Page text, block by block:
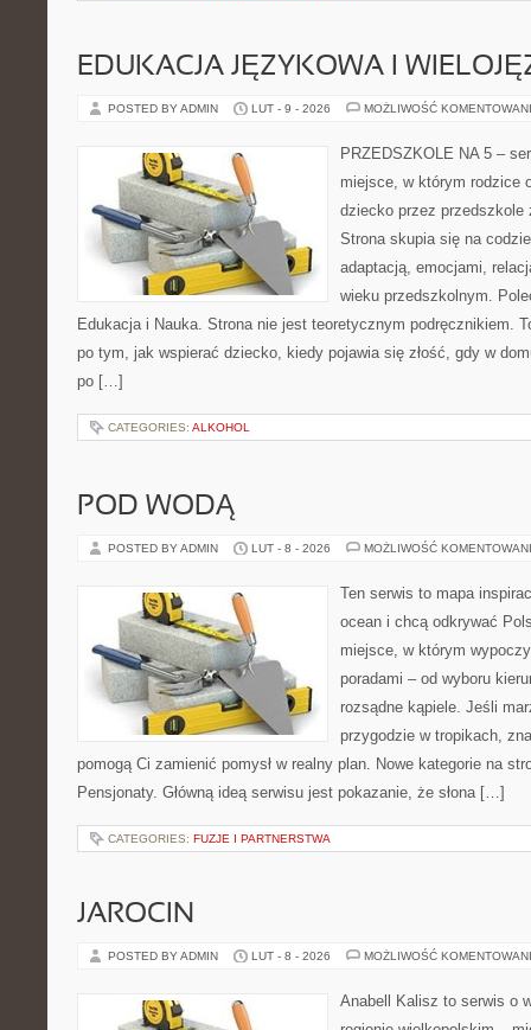
EDUKACJA JĘZYKOWA I
POSTED BY ADMIN LUT - 9 - 2026 MOŻLIWOŚĆ
PRZEDSZKOLE NA 5 –
miejsce, w którym rodzice
dziecko przez przedszkole
Strona skupia się na
adaptacją, emocjami,
wieku przedszkolnym.
Edukacja i Nauka. Strona nie jest teoretycznym podręcznikiem.
po tym, jak wspierać dziecko, kiedy pojawia się złość, gdy w
po […]
CATEGORIES: ALKOHOL
POD WODĄ
POSTED BY ADMIN LUT - 8 - 2026 MOŻLIWOŚĆ
Ten serwis to mapa
ocean i chcą odkrywać
miejsce, w którym
poradami – od wyboru
rozsądne kąpiele. Jeśli
przygodzie w tropikach,
pomogą Ci zamienić pomysł w realny plan. Nowe kategorie na
Pensjonaty. Główną ideą serwisu jest pokazanie, że słona […]
CATEGORIES: FUZJE I PARTNERSTWA
JAROCIN
POSTED BY ADMIN LUT - 8 - 2026 MOŻLIWOŚĆ
Anabell Kalisz to serwis o